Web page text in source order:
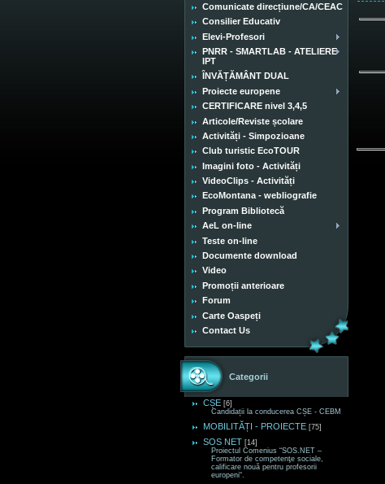
Comunicate direcțiune/CA/CEAC
Consilier Educativ
Elevi-Profesori
PNRR - SMARTLAB - ATELIERE
IPT
ÎNVĂȚĂMÂNT DUAL
Proiecte europene
CERTIFICARE nivel 3,4,5
Articole/Reviste școlare
Activități - Simpozioane
Club turistic EcoTOUR
Imagini foto - Activități
VideoClips - Activități
EcoMontana - webliografie
Program Bibliotecă
AeL on-line
Teste on-line
Documente download
Video
Promoții anterioare
Forum
Carte Oaspeți
Contact Us
Categorii
CȘE [6]
Candidații la conducerea CȘE - CEBM
MOBILITĂȚI - PROIECTE [75]
SOS NET [14]
Proiectul Comenius “SOS.NET –
Formator de competenţe sociale,
calificare nouă pentru profesorii
europeni“.